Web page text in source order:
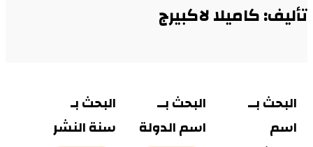
تأليف: كاميلا لاكبيرج
البحث بــ
اسم
البحث بــ
اسم الدولة
البحث بـ
سنة النشر